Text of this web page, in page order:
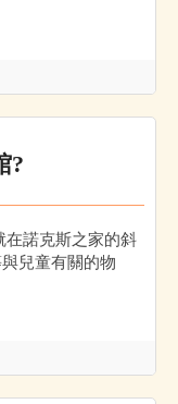
?
在諾克斯之家的斜
兒童有關的物